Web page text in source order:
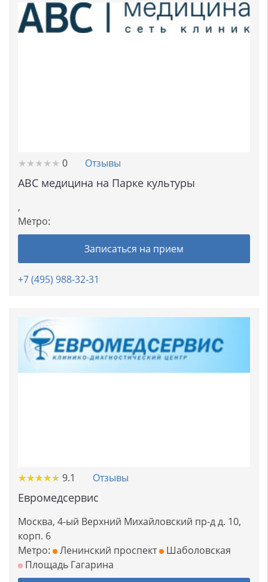
★★★★★
★★★★★ 0 Отзывы
ABC медицина на Парке культуры
,
Метро:
Записаться на прием
+7 (495) 988-32-31
★★★★★
★★★★★ 9.1 Отзывы
Евромедсервис
Москва, 4-ый Верхний Михайловский пр-д д. 10,
корп. 6
Метро:
Ленинский проспект
Шаболовская
Площадь Гагарина